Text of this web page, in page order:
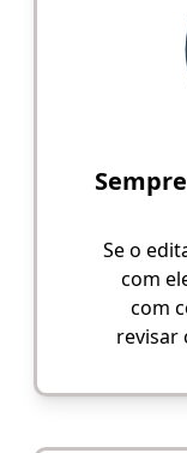
Se o
com
com
revisar